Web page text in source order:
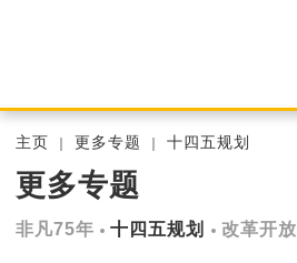
主页 更多专题 十四五规划
更多专题
非凡75年 十四五规划 改革开放